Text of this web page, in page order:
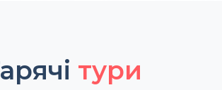
тури